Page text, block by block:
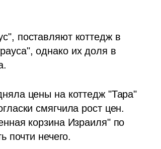
поставляют коттедж в
однако их доля в
цены на коттедж "Тара"
смягчила рост цен.
корзина Израиля" по
почти нечего.